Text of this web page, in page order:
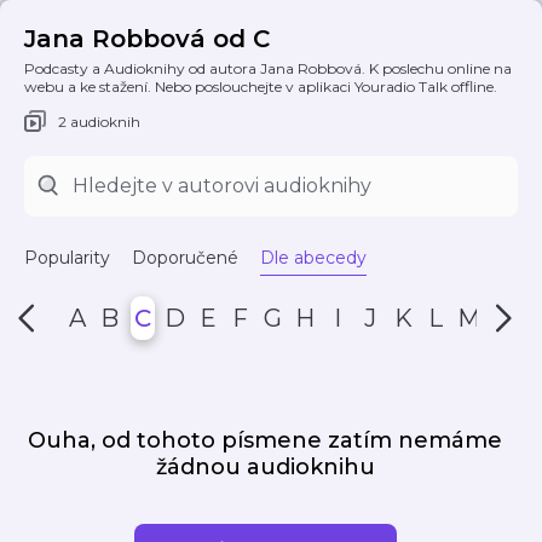
Jana Robbová od C
Podcasty a Audioknihy od autora Jana Robbová. K poslechu online na
webu a ke stažení. Nebo poslouchejte v aplikaci Youradio Talk offline.
2 audioknih
Popularity Doporučené Dle abecedy
A B C D E F G H I J K L M N
Ouha, od tohoto písmene zatím nemáme
žádnou audioknihu